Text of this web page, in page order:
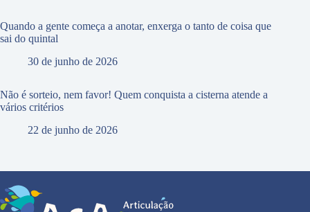
Quando a gente começa a anotar, enxerga o tanto de coisa que
sai do quintal
30 de junho de 2026
Não é sorteio, nem favor! Quem conquista a cisterna atende a
vários critérios
22 de junho de 2026